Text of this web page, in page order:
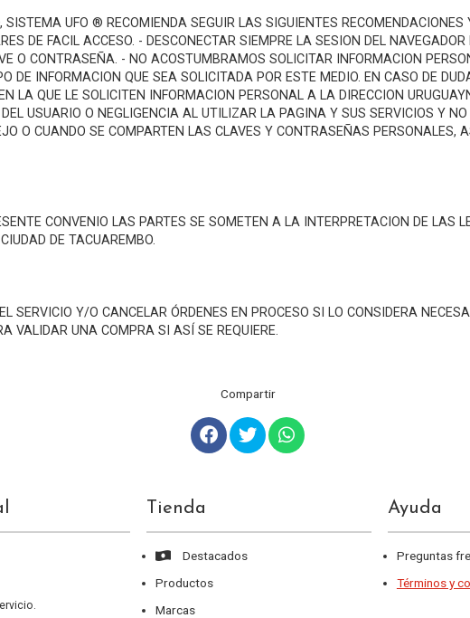
UFO ® RECOMIENDA SEGUIR LAS SIGUIENTES
DE FACIL ACCESO. - DESCONECTAR SIEMPRE LA SESION DEL
O CONTRASEÑA. - NO ACOSTUMBRAMOS SOLICITAR INFORMACION
DE INFORMACION QUE SEA SOLICITADA POR ESTE MEDIO. EN CASO DE
LA QUE LE SOLICITEN INFORMACION PERSONAL A LA DIRECCION
USUARIO O NEGLIGENCIA AL UTILIZAR LA PAGINA Y SUS SERVICIOS Y
O CUANDO SE COMPARTEN LAS CLAVES Y CONTRASEÑAS
CONVENIO LAS PARTES SE SOMETEN A LA INTERPRETACION DE LAS
DE TACUAREMBO.
SERVICIO Y/O CANCELAR ÓRDENES EN PROCESO SI LO CONSIDERA
VALIDAR UNA COMPRA SI ASÍ SE REQUIERE.
Compartir
Tienda
Destacados
Productos
Marcas
Ayuda
Preguntas
Términos y